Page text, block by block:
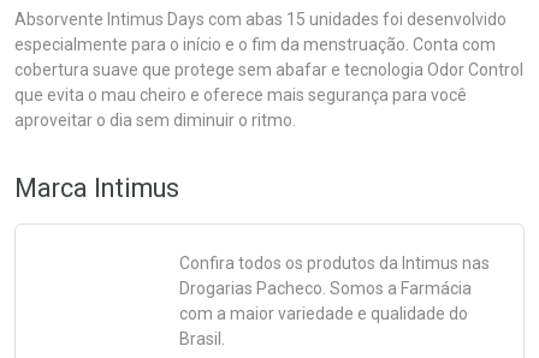
Absorvente Intimus Days com abas 15 unidades foi desenvolvido
especialmente para o início e o fim da menstruação. Conta com
cobertura suave que protege sem abafar e tecnologia Odor Control
que evita o mau cheiro e oferece mais segurança para você
aproveitar o dia sem diminuir o ritmo.
Marca Intimus
Confira todos os produtos da Intimus nas
Drogarias Pacheco. Somos a Farmácia
com a maior variedade e qualidade do
Brasil.